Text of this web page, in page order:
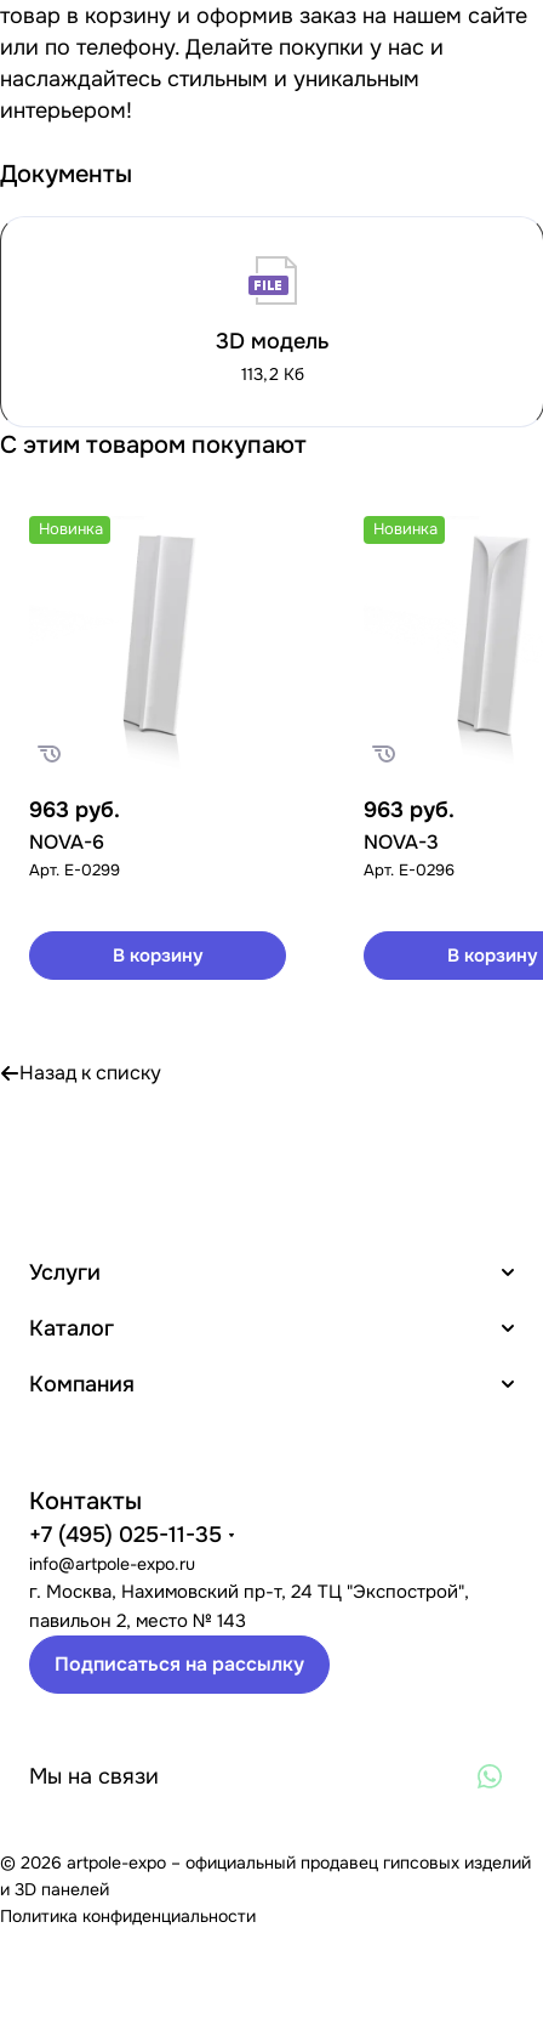
товар в корзину и оформив заказ на нашем сайте
или по телефону. Делайте покупки у нас и
наслаждайтесь стильным и уникальным
интерьером!
Документы
3D модель
113,2 Кб
С этим товаром покупают
Новинка
963 руб.
NOVA-6
Арт. E-0299
В корзину
Новинка
963 руб.
NOVA-3
Арт. E-0296
В корзину
Назад к списку
Услуги
Каталог
Компания
Контакты
+7 (495) 025-11-35
info@artpole-expo.ru
г. Москва, Нахимовский пр-т, 24 ТЦ "Экспострой",
павильон 2, место № 143
Подписаться на рассылку
Мы на связи
© 2026 artpole-expo – официальный продавец гипсовых изделий
и 3D панелей
Политика конфиденциальности